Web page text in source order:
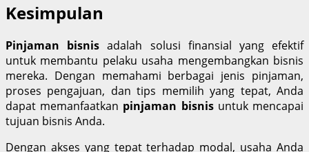
Kesimpulan
Pinjaman bisnis adalah solusi finansial yang efektif
untuk membantu pelaku usaha mengembangkan bisnis
mereka. Dengan memahami berbagai jenis pinjaman,
proses pengajuan, dan tips memilih yang tepat, Anda
dapat memanfaatkan pinjaman bisnisuntuk mencapai
tujuan bisnis Anda.
Dengan akses yang tepat terhadap modal, usaha Anda